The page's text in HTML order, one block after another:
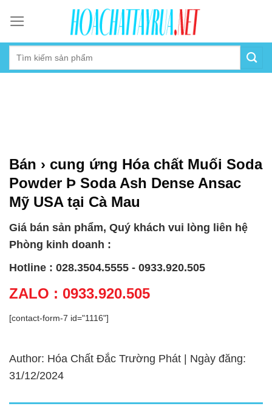
content
Bán › cung ứng Hóa chất Muối Soda
Powder Þ Soda Ash Dense Ansac
Mỹ USA tại Cà Mau
Giá bán sản phẩm, Quý khách vui lòng liên hệ
Phòng kinh doanh :
Hotline : 028.3504.5555 - 0933.920.505
ZALO : 0933.920.505
[contact-form-7 id="1116"]
Author: Hóa Chất Đắc Trường Phát | Ngày đăng:
31/12/2024